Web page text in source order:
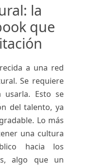
la
que
a una red
Se requiere
usarla. Esto se
del talento, ya
Lo más
una cultura
hacia los
algo que un